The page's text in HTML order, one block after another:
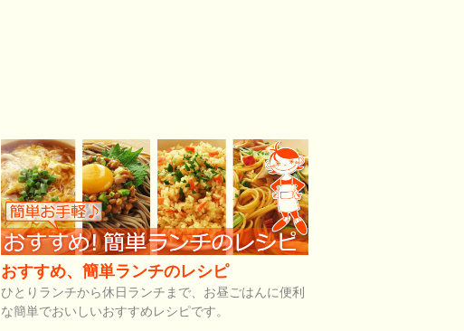
おすすめ、簡単ランチのレシピ
ひとりランチから休日ランチまで、お昼ごはんに便利
な簡単でおいしいおすすめレシピです。